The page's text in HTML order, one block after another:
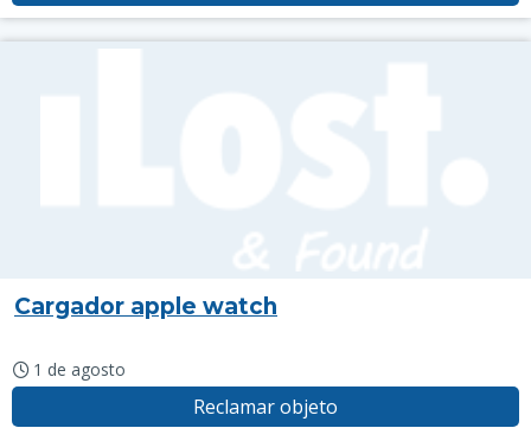
Cargador apple watch
1 de agosto
Reclamar objeto